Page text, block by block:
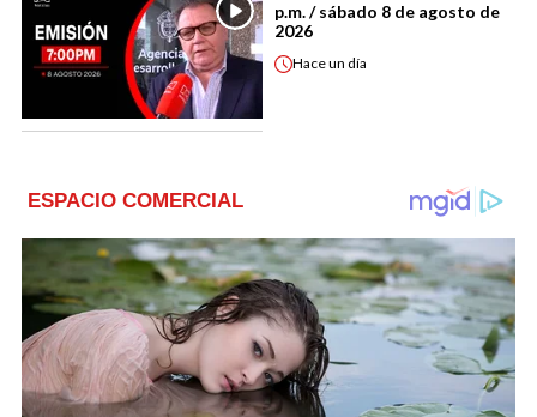
p.m. / sábado 8 de agosto de
2026
Haceun día